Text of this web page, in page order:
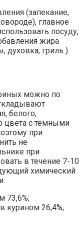
(запекание,
главное
посуду,
жира
духовка, гриль ).
можно по
белого,
цвета с тёмными
при
не
при
в течение 7-10
химический
73,6%;
курином 26,4%;